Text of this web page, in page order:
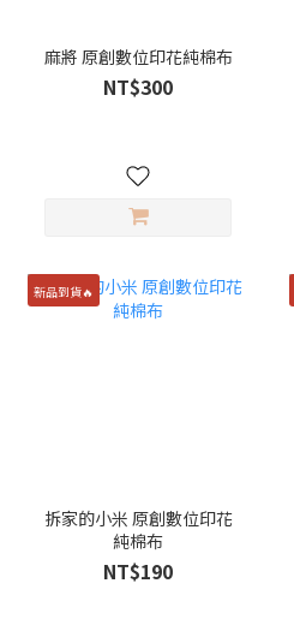
麻將 原創數位印花純棉布
NT$300
新品到貨🔥
拆家的小米 原創數位印花
純棉布
NT$190